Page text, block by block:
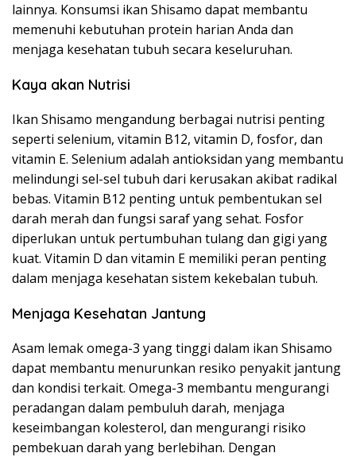
lainnya. Konsumsi ikan Shisamo dapat membantu
memenuhi kebutuhan protein harian Anda dan
menjaga kesehatan tubuh secara keseluruhan.
Kaya akan Nutrisi
Ikan Shisamo mengandung berbagai nutrisi penting
seperti selenium, vitamin B12, vitamin D, fosfor, dan
vitamin E. Selenium adalah antioksidan yang membantu
melindungi sel-sel tubuh dari kerusakan akibat radikal
bebas. Vitamin B12 penting untuk pembentukan sel
darah merah dan fungsi saraf yang sehat. Fosfor
diperlukan untuk pertumbuhan tulang dan gigi yang
kuat. Vitamin D dan vitamin E memiliki peran penting
dalam menjaga kesehatan sistem kekebalan tubuh.
Menjaga Kesehatan Jantung
Asam lemak omega-3 yang tinggi dalam ikan Shisamo
dapat membantu menurunkan resiko penyakit jantung
dan kondisi terkait. Omega-3 membantu mengurangi
peradangan dalam pembuluh darah, menjaga
keseimbangan kolesterol, dan mengurangi risiko
pembekuan darah yang berlebihan. Dengan